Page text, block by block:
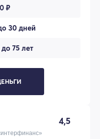
₽
30 дней
до 75 лет
4,5